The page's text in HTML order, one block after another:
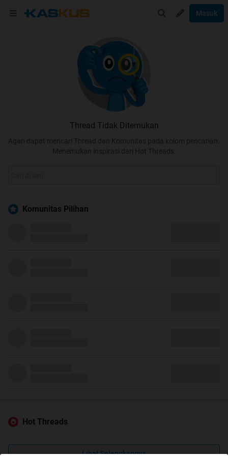
Masuk
Thread Tidak Ditemukan
Agan dapat mencari Thread dan Komunitas pada kolom pencarian.
Menemukan inspirasi dari Hot Threads.
Komunitas Pilihan
Hot Threads
Lihat Selengkapnya